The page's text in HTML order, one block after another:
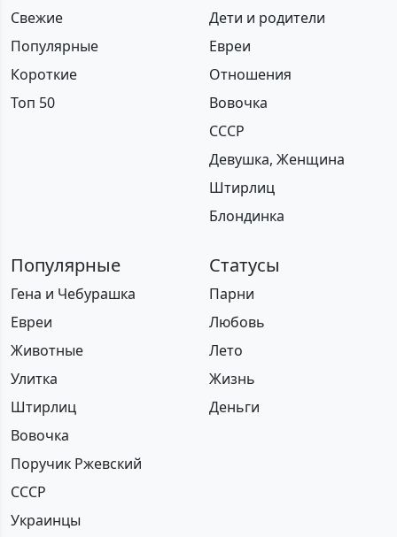
Свежие
Популярные
Короткие
Топ 50
Дети и родители
Евреи
Отношения
Вовочка
СССР
Девушка, Женщина
Штирлиц
Блондинка
Популярные
Гена и Чебурашка
Евреи
Животные
Улитка
Штирлиц
Вовочка
Поручик Ржевский
СССР
Украинцы
Статусы
Парни
Любовь
Лето
Жизнь
Деньги